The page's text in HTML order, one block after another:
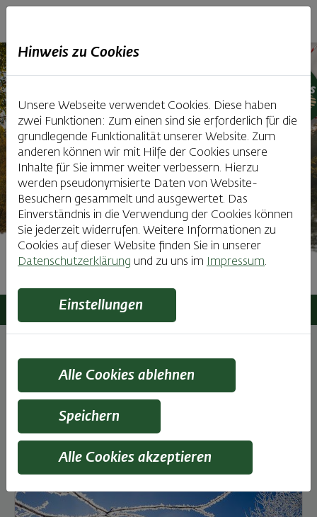
Haubiversum
Alle
Hinweis zu Cookies
Unsere Webseite verwendet Cookies. Diese haben
zwei Funktionen: Zum einen sind sie erforderlich für die
grundlegende Funktionalität unserer Website. Zum
anderen können wir mit Hilfe der Cookies unsere
Inhalte für Sie immer weiter verbessern. Hierzu
werden pseudonymisierte Daten von Website-
Besuchern gesammelt und ausgewertet. Das
Einverständnis in die Verwendung der Cookies können
Sie jederzeit widerrufen. Weitere Informationen zu
Cookies auf dieser Website finden Sie in unserer
Datenschutzerklärung und zu uns im Impressum.
Einstellungen
Alle Cookies ablehnen
Speichern
Alle Cookies akzeptieren